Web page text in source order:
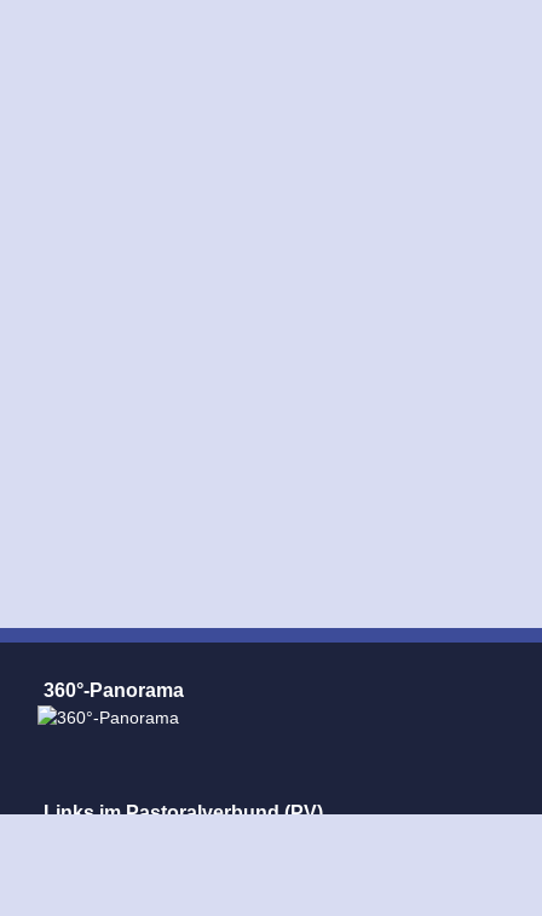
360°-Panorama
Links im Pastoralverbund (PV)